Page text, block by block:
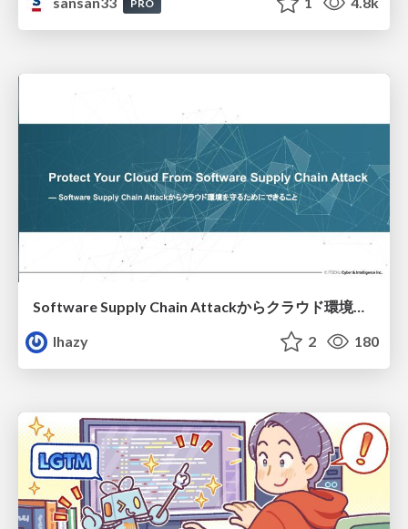
PRO
Software Supply Chain Attackからクラウド環境を守るためにできること
lhazy
2 180